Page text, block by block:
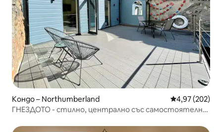
Кондо – Northumberland Средна
4,97 (202)
ГНЕЗДОТО - стилно, централно със самостоятелна